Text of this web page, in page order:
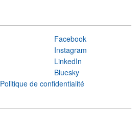
Facebook
Instagram
LinkedIn
Bluesky
Politique de confidentialité